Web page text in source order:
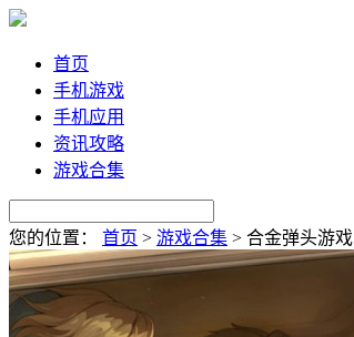
首页
手机游戏
手机应用
资讯攻略
游戏合集
您的位置： 首页 > 游戏合集 > 合金弹头游戏